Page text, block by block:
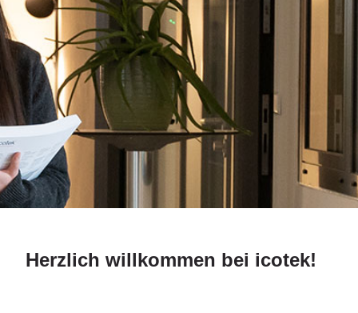
Herzlich willkommen bei icotek!